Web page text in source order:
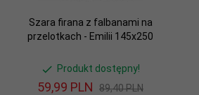
Szara firana z falbanami na
przelotkach - Emilii 145x250
Produkt dostępny!
59,99 PLN
89,40 PLN